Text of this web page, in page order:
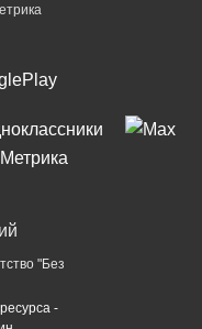
"Без
-